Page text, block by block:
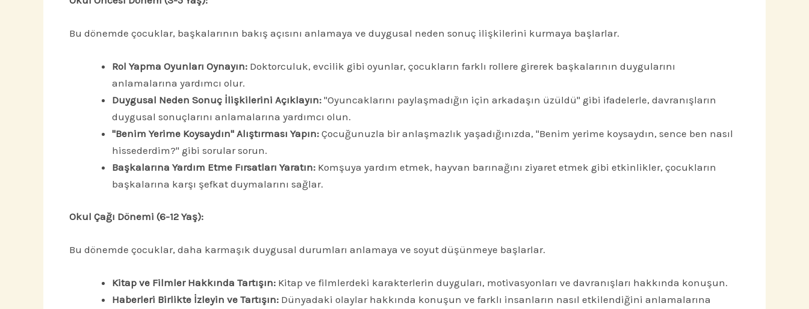
Bu dönemde çocuklar, başkalarının bakış açısını anlamaya ve duygusal neden sonuç ilişkilerini kurmaya başlarlar.
Rol Yapma Oyunları Oynayın:Doktorculuk, evcilik gibi oyunlar, çocukların farklı rollere girerek başkalarının duygularını
anlamalarına yardımcı olur.
Duygusal Neden Sonuç İlişkilerini Açıklayın:"Oyuncaklarını paylaşmadığın için arkadaşın üzüldü" gibi ifadelerle, davranışların
duygusal sonuçlarını anlamalarına yardımcı olun.
"Benim Yerime Koysaydın" Alıştırması Yapın:Çocuğunuzla bir anlaşmazlık yaşadığınızda, "Benim yerime koysaydın, sence ben nasıl
hissederdim?" gibi sorular sorun.
Başkalarına Yardım Etme Fırsatları Yaratın:Komşuya yardım etmek, hayvan barınağını ziyaret etmek gibi etkinlikler, çocukların
başkalarına karşı şefkat duymalarını sağlar.
Okul Çağı Dönemi (6-12 Yaş):
Bu dönemde çocuklar, daha karmaşık duygusal durumları anlamaya ve soyut düşünmeye başlarlar.
Kitap ve Filmler Hakkında Tartışın:Kitap ve filmlerdeki karakterlerin duyguları, motivasyonları ve davranışları hakkında konuşun.
Haberleri Birlikte İzleyin ve Tartışın:Dünyadaki olaylar hakkında konuşun ve farklı insanların nasıl etkilendiğini anlamalarına